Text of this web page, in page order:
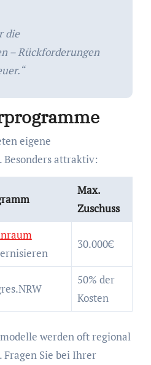
die
– Rückforderungen
eigene
Besonders attraktiv:
Max.
Zuschuss
30.000€
50% der
Kosten
werden oft regional
Fragen Sie bei Ihrer